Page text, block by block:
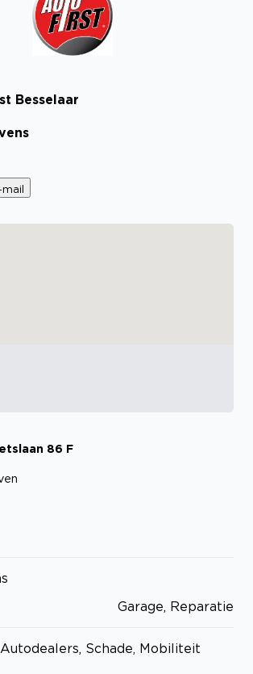
Besselaar
mail
86 F
Garage, Reparatie
Schade, Mobiliteit